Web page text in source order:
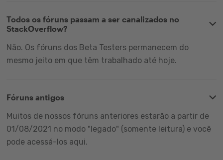
Todos os fóruns passam a ser canalizados no
StackOverflow?
Não. Os fóruns dos Beta Testers permanecem do
mesmo jeito em que têm trabalhado até hoje.
Fóruns antigos
Muitos de nossos fóruns anteriores estarão a partir de
01/08/2021 no modo "legado" (somente leitura) e você
pode acessá-los aqui.